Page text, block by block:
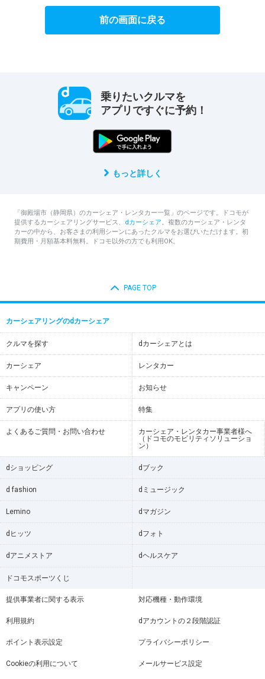
前の画面に戻る
乗りたいクルマを
アプリですぐに予約！
もっと詳しく
「御殿場市（静岡県）のカーシェア・レンタカー一覧」のページです。ドコモが
提供するカーシェアリングサービス、 dカーシェア。複数のカーシェア・レンタ
カーの中から、お客さまの利用シーンにあったクルマをお選びいただけます。初
期費用・月額基本料無料。ドコモ以外の方でも利用OK。
PAGE TOP
カーシェアリングのdカーシェア
クルマを探す dカーシェアとは
カーシェア レンタカー
キャンペーン お知らせ
アプリの使い方 特集
よくあるご質問・お問い合わせ
カーシェア・レンタカー事業者様へ
（ドコモのモビリティソリューショ
ン）
dショッピング dブック
d fashion dミュージック
Lemino dマガジン
dヒッツ dフォト
dアニメストア dヘルスケア
ドコモスポーツくじ
提供事業者に関する表示 対応機種・動作環境
利用規約 dアカウントの２段階認証
ポイント表示設定 プライバシーポリシー
Cookieの利用について メールサービス設定